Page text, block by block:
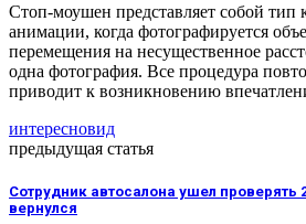
Стоп-моушен представляет собой тип
анимации, когда фотографируется
перемещения на несущественное
одна фотография. Все процедура
приводит к возникновению
интересновид
предыдущая статья
Сотрудник автосалона ушел проверять
вернулся